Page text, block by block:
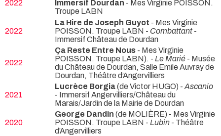
2022 Immersif Dourdan - Mes Virginie POISSON.
Troupe LABN
2022
La Hire de Joseph Guyot - Mes Virginie
POISSON. Troupe LABN - Combattant -
Immersif Château de Dourdan
2022
Ça Reste Entre Nous - Mes Virginie
POISSON. Troupe LABN). - Le Marié - Musée
du Château de Dourdan, Salle Emile Auvray de
Dourdan, Théâtre d’Angervilliers
2021
Lucrèce Borgia(de Victor HUGO) - Ascanio
- Immersif Angervilliers/Château du
Marais/Jardin de la Mairie de Dourdan
2020
George Dandin (de MOLIÈRE) - Mes Virginie
POISSON. Troupe LABN - Lubin - Théâtre
d’Angervilliers